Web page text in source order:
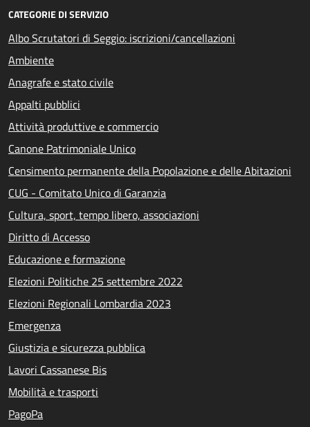
CATEGORIE DI SERVIZIO
Albo Scrutatori di Seggio: iscrizioni/cancellazioni
Ambiente
Anagrafe e stato civile
Appalti pubblici
Attività produttive e commercio
Canone Patrimoniale Unico
Censimento permanente della Popolazione e delle Abitazioni
CUG - Comitato Unico di Garanzia
Cultura, sport, tempo libero, associazioni
Diritto di Accesso
Educazione e formazione
Elezioni Politiche 25 settembre 2022
Elezioni Regionali Lombardia 2023
Emergenza
Giustizia e sicurezza pubblica
Lavori Cassanese Bis
Mobilità e trasporti
PagoPa